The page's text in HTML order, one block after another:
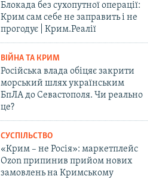
Блокада без сухопутної операції:
Крим сам себе не заправить і не
прогодує | Крим.Реалії
ВІЙНА ТА КРИМ
Російська влада обіцяє закрити
морський шлях українським
БпЛА до Севастополя. Чи реально
це?
СУСПІЛЬСТВО
«Крим – не Росія»: маркетплейс
Ozon припинив прийом нових
замовлень на Кримському